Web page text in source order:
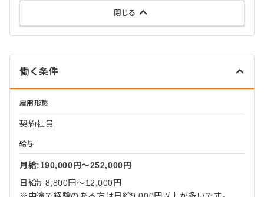
閉じる
働く条件
雇用形態
契約社員
給与
月給:190,000円〜252,000円
日給制8,800円～12,000円